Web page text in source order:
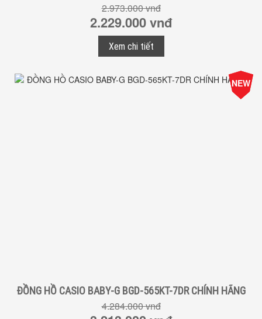
2.973.000 vnđ
2.229.000 vnđ
Xem chi tiết
-25%
Giá
NEW
ĐỒNG HỒ CASIO BABY-G BGD-565KT-7DR CHÍNH HÃNG
4.284.000 vnđ